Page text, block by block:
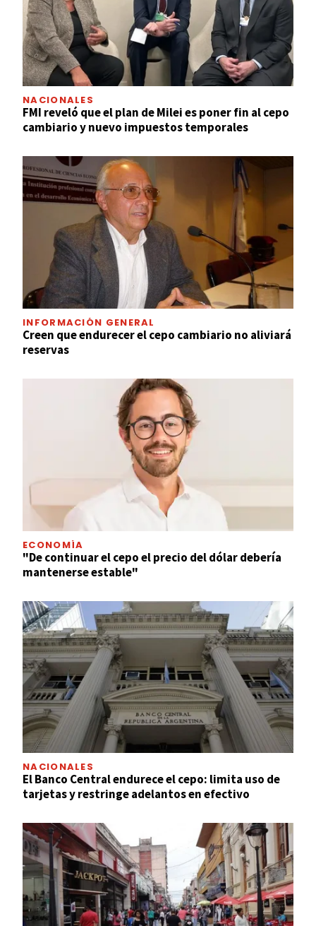
NACIONALES
FMI reveló que el plan de Milei es poner fin al cepo
cambiario y nuevo impuestos temporales
INFORMACIÓN GENERAL
Creen que endurecer el cepo cambiario no aliviará
reservas
ECONOMÍA
"De continuar el cepo el precio del dólar debería
mantenerse estable"
NACIONALES
El Banco Central endurece el cepo: limita uso de
tarjetas y restringe adelantos en efectivo